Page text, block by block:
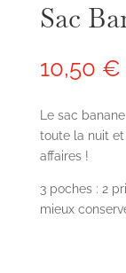
Sac
10,50 €
Le sac
toute la nuit
affaires !
3 poches : 2
mieux